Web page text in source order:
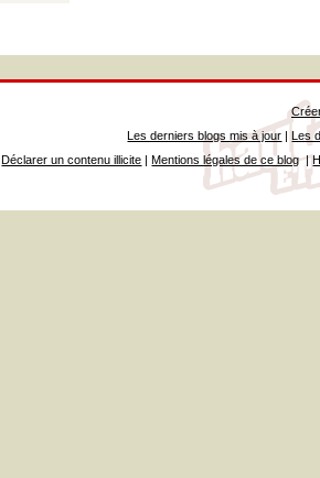
Les derniers blogs mis à jour |Les
Déclarer un contenu illicite |Mentions légales de ce blog|